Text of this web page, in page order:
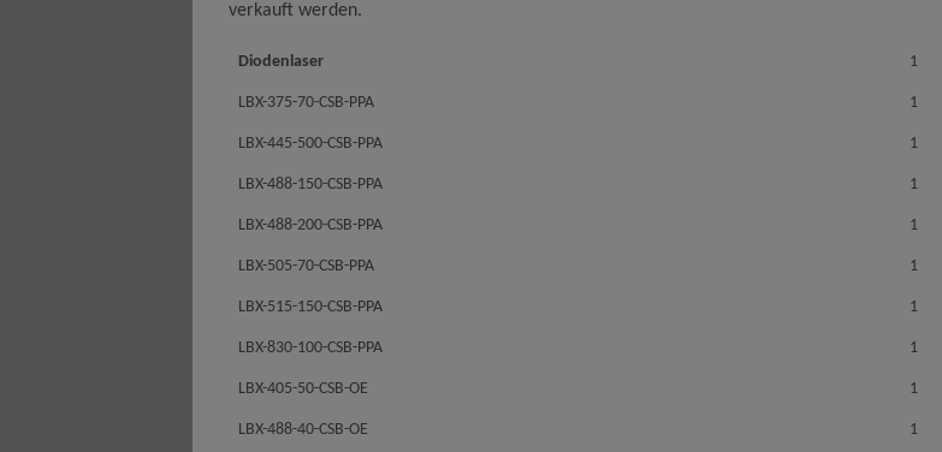
verkauft werden.
Diodenlaser 1
LBX-375-70-CSB-PPA 1
LBX-445-500-CSB-PPA 1
LBX-488-150-CSB-PPA 1
LBX-488-200-CSB-PPA 1
LBX-505-70-CSB-PPA 1
LBX-515-150-CSB-PPA 1
LBX-830-100-CSB-PPA 1
LBX-405-50-CSB-OE 1
LBX-488-40-CSB-OE 1